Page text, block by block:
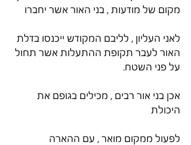
מקום של מודעות , בני האור אשר יחברו
לאני העליון , לליבם המקודש ייכנסו בדלת
האור לעבר תקופת ההתעלות אשר תחול
על פני השטח.
אכן בני אור רבים , מכילים בגופם את
היכולת
לפעול ממקום מואר , עם ההארה